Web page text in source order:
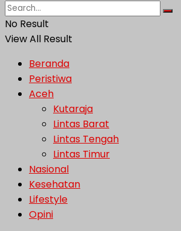
No Result
View All Result
Beranda
Peristiwa
Aceh
Kutaraja
Lintas Barat
Lintas Tengah
Lintas Timur
Nasional
Kesehatan
Lifestyle
Opini